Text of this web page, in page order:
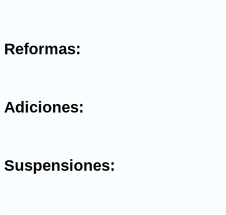
Reformas:
Adiciones:
Suspensiones: